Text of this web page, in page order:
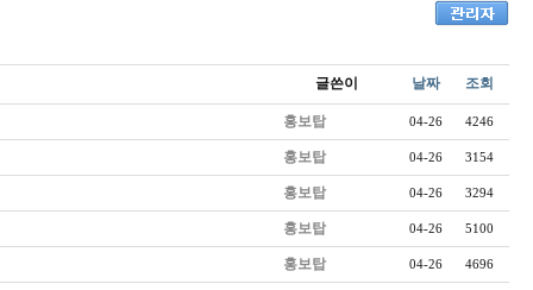
글쓴이 날짜 조회
홍보탑 04-26 4246
홍보탑 04-26 3154
홍보탑 04-26 3294
홍보탑 04-26 5100
홍보탑 04-26 4696